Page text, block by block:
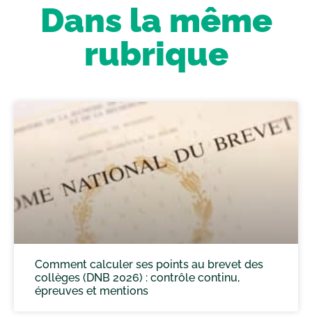
Dans la même
rubrique
Comment calculer ses points au brevet des
collèges (DNB 2026) : contrôle continu,
épreuves et mentions